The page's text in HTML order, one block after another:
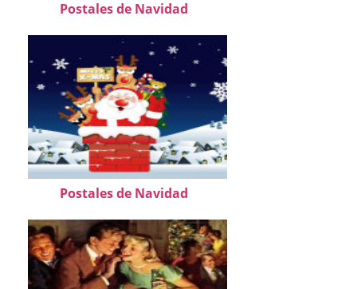
Postales de Navidad
Postales de Navidad